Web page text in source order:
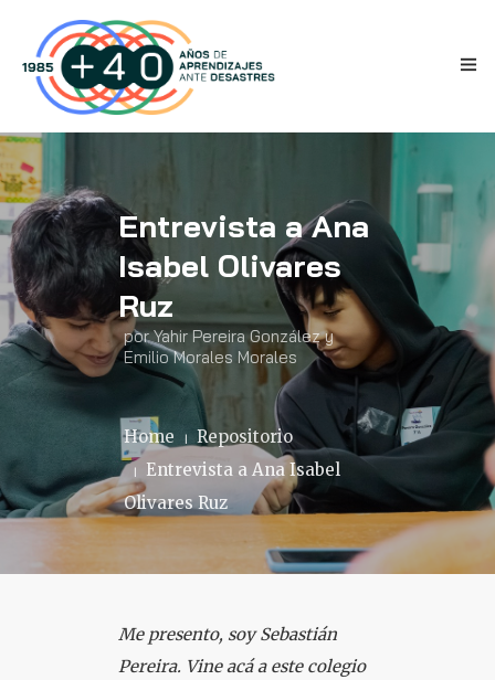
INICIO
ANTECEDENTES
NOVEDADES
PRENSA
Entrevista a Ana
Isabel Olivares
Ruz
por Yahir Pereira González y
Emilio Morales Morales
Home
Repositorio
Entrevista a Ana Isabel
Olivares Ruz
Me presento, soy Sebastián
Pereira. Vine acá a este colegio